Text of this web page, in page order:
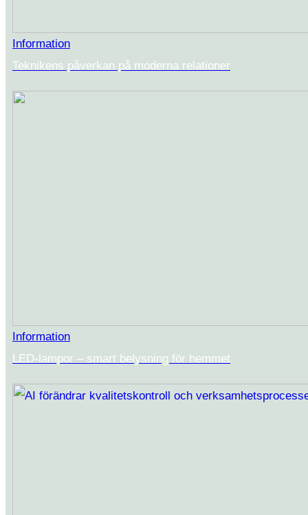
Information
Teknikens påverkan på moderna relationer
Information
LED-lampor – smart belysning för hemmet